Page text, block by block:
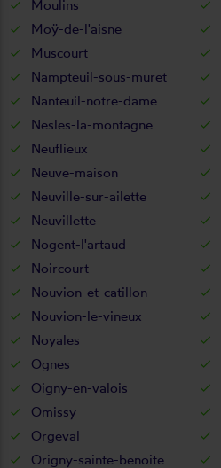
Moulins
Moÿ-de-l'aisne
Muscourt
Nampteuil-sous-muret
Nanteuil-notre-dame
Nesles-la-montagne
Neuflieux
Neuve-maison
Neuville-sur-ailette
Neuvillette
Nogent-l'artaud
Noircourt
Nouvion-et-catillon
Nouvion-le-vineux
Noyales
Ognes
Oigny-en-valois
Omissy
Orgeval
Origny-sainte-benoite